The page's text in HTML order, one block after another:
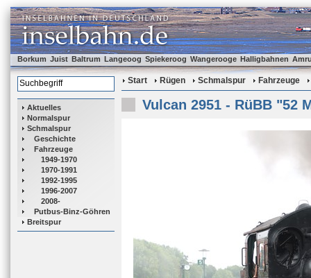
Borkum Juist Baltrum Langeoog Spiekeroog Wangerooge Halligbahnen
Aktuelles
Normalspur
Schmalspur
Geschichte
Fahrzeuge
1949-1970
1970-1991
1992-1995
1996-2007
2008-
Putbus-Binz-Göhren
Breitspur
Start Rügen Schmalspur Fahrzeuge
Vulcan 2951 - RüBB "52